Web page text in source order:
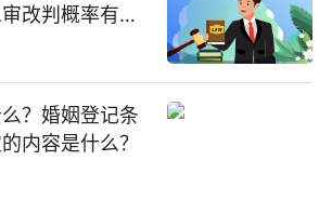
改判概率有多
？婚姻登记条
内容是什么？